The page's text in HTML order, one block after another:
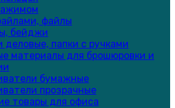
файлы
бейджи
деловые, папки с ручками
материалы для брошюровки и
бумажные
прозрачные
товары для офиса